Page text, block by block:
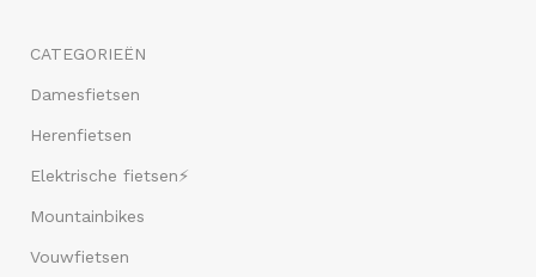
CATEGORIEËN
Damesfietsen
Herenfietsen
Elektrische fietsen⚡
Mountainbikes
Vouwfietsen